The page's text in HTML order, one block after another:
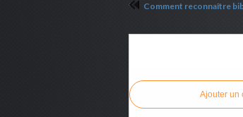
Ajouter un